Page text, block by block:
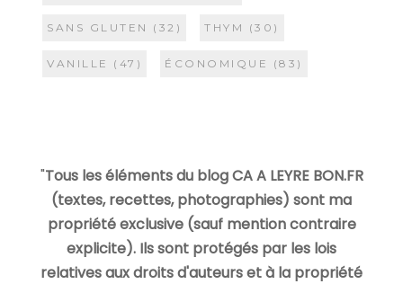
SANS GLUTEN (32) THYM (30)
VANILLE (47) ÉCONOMIQUE (83)
"Tous les éléments du blog CA A LEYRE BON.FR
(textes, recettes, photographies) sont ma
propriété exclusive (sauf mention contraire
explicite). Ils sont protégés par les lois
relatives aux droits d'auteurs et à la propriété